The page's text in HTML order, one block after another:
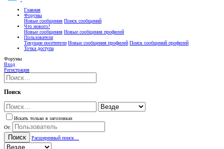
Главная
Форумы
Новые сообщения Поиск сообщений
Что нового?
Новые сообщения Новые сообщения профилей
Пользователи
Текущие посетители Новые сообщения профилей Поиск сообщений профилей
Точка доступа
Форумы
Вход
Регистрация
Поиск
Искать только в заголовках
От:
Поиск Расширенный поиск…